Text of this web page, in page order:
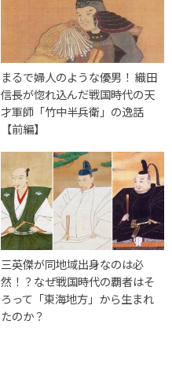
まるで婦人のような優男！ 織田
信長が惚れ込んだ戦国時代の天
才軍師「竹中半兵衛」の逸話
【前編】
三英傑が同地域出身なのは必
然！？なぜ戦国時代の覇者はそ
ろって「東海地方」から生まれ
たのか？